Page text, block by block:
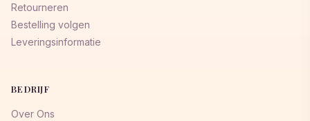
Retourneren
Bestelling volgen
Leveringsinformatie
BEDRIJF
Over Ons